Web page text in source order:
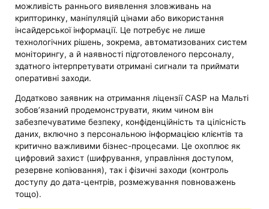
можливість раннього виявлення зловживань на
крипторинку, маніпуляцій цінами або використання
інсайдерської інформації. Це потребує не лише
технологічних рішень, зокрема, автоматизованих систем
моніторингу, а й наявності підготовленого персоналу,
здатного інтерпретувати отримані сигнали та приймати
оперативні заходи.
Додатково заявник на отримання ліцензії CASP на Мальті
зобов’язаний продемонструвати, яким чином він
забезпечуватиме безпеку, конфіденційність та цілісність
даних, включно з персональною інформацією клієнтів та
критично важливими бізнес-процесами. Це охоплює як
цифровий захист (шифрування, управління доступом,
резервне копіювання), так і фізичні заходи (контроль
доступу до дата-центрів, розмежування повноважень
тощо).